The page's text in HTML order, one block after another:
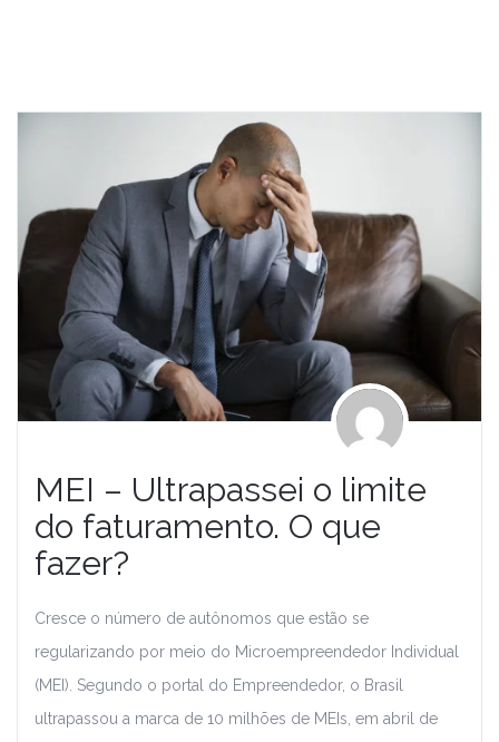
MEI – Ultrapassei o limite
do faturamento. O que
fazer?
Cresce o número de autônomos que estão se
regularizando por meio do Microempreendedor Individual
(MEI). Segundo o portal do Empreendedor, o Brasil
ultrapassou a marca de 10 milhões de MEIs, em abril de